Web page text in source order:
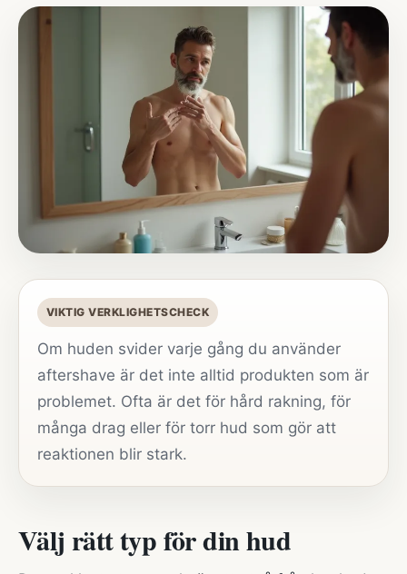
VIKTIG VERKLIGHETSCHECK
Om huden svider varje gång du använder
aftershave är det inte alltid produkten som är
problemet. Ofta är det för hård rakning, för
många drag eller för torr hud som gör att
reaktionen blir stark.
Välj rätt typ för din hud